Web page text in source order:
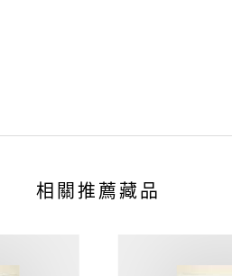
相關推薦藏品